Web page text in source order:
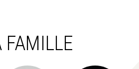
FAMILLE